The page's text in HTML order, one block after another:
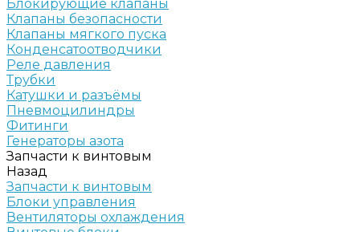
Блокирующие клапаны
Клапаны безопасности
Клапаны мягкого пуска
Конденсатоотводчики
Реле давления
Трубки
Катушки и разъёмы
Пневмоцилиндры
Фитинги
Генераторы азота
Запчасти к винтовым
Назад
Запчасти к винтовым
Блоки управления
Вентиляторы охлаждения